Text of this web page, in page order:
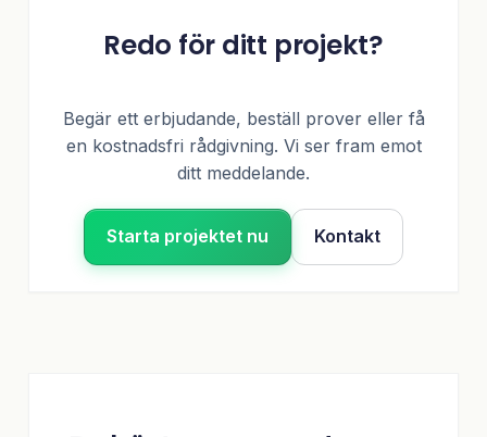
Redo för ditt projekt?
Begär ett erbjudande, beställ prover eller få
en kostnadsfri rådgivning. Vi ser fram emot
ditt meddelande.
Starta projektet nu Kontakt